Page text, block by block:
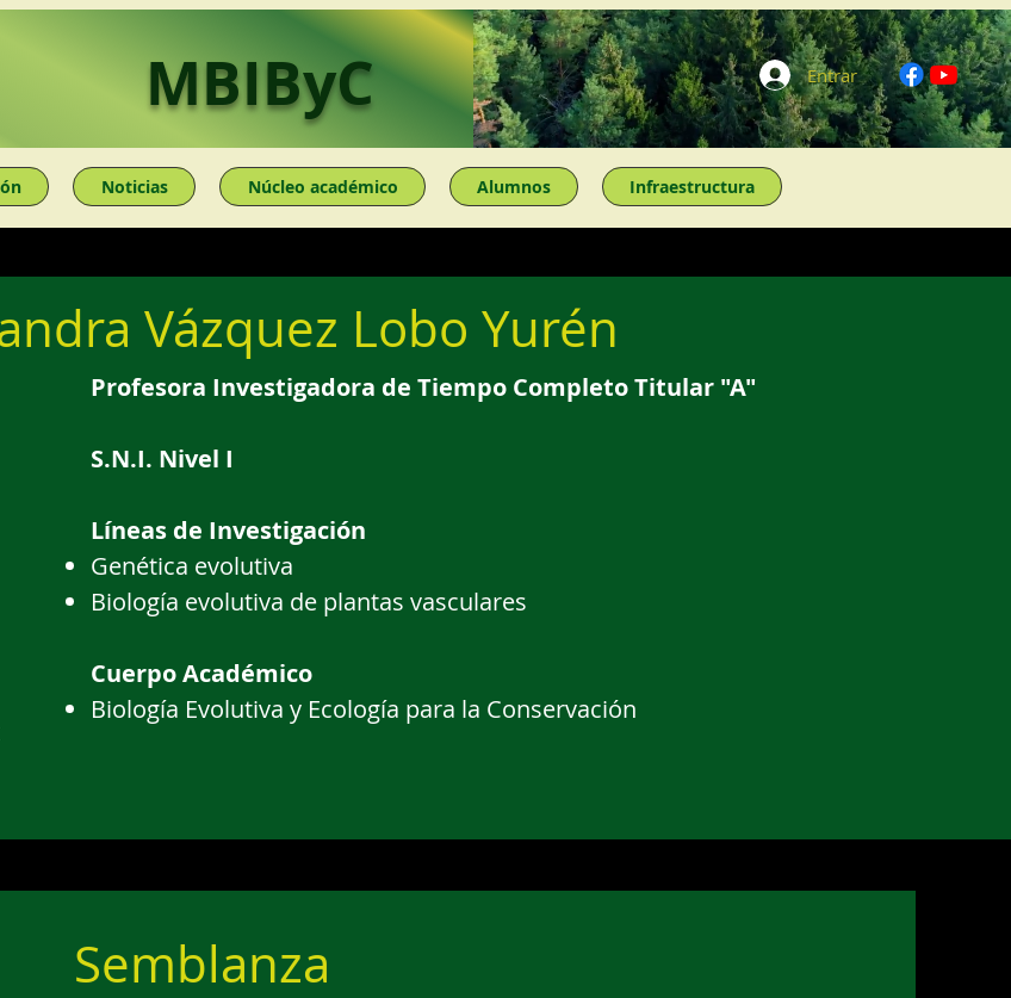
MBIByC Entrar
Noticias Núcleo académico Alumnos Infraestructura
Vázquez Lobo Yurén
Profesora Investigadora de Tiempo Completo Titular "A"
S.N.I. Nivel I
Líneas de Investigación
Genética evolutiva
Biología evolutiva de plantas vasculares​
Cuerpo Académico
Biología Evolutiva y Ecología para la Conservación
Semblanza